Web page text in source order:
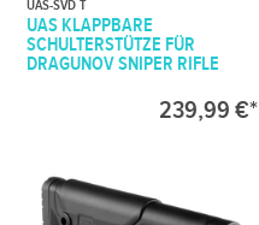
UAS-SVD T
UAS KLAPPBARE
SCHULTERSTÜTZE FÜR
DRAGUNOV SNIPER RIFLE
239,99 €*